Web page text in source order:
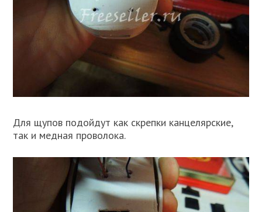
Для щупов подойдут как скрепки канцелярские,
так и медная проволока.